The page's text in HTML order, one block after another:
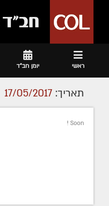
ראשי יומן חב"ד
תאריך: 17/05/2017
Soon !